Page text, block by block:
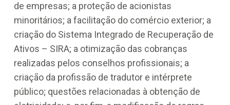
de empresas; a proteção de acionistas
minoritários; a facilitação do comércio exterior; a
criação do Sistema Integrado de Recuperação de
Ativos – SIRA; a otimização das cobranças
realizadas pelos conselhos profissionais; a
criação da profissão de tradutor e intérprete
público; questões relacionadas à obtenção de